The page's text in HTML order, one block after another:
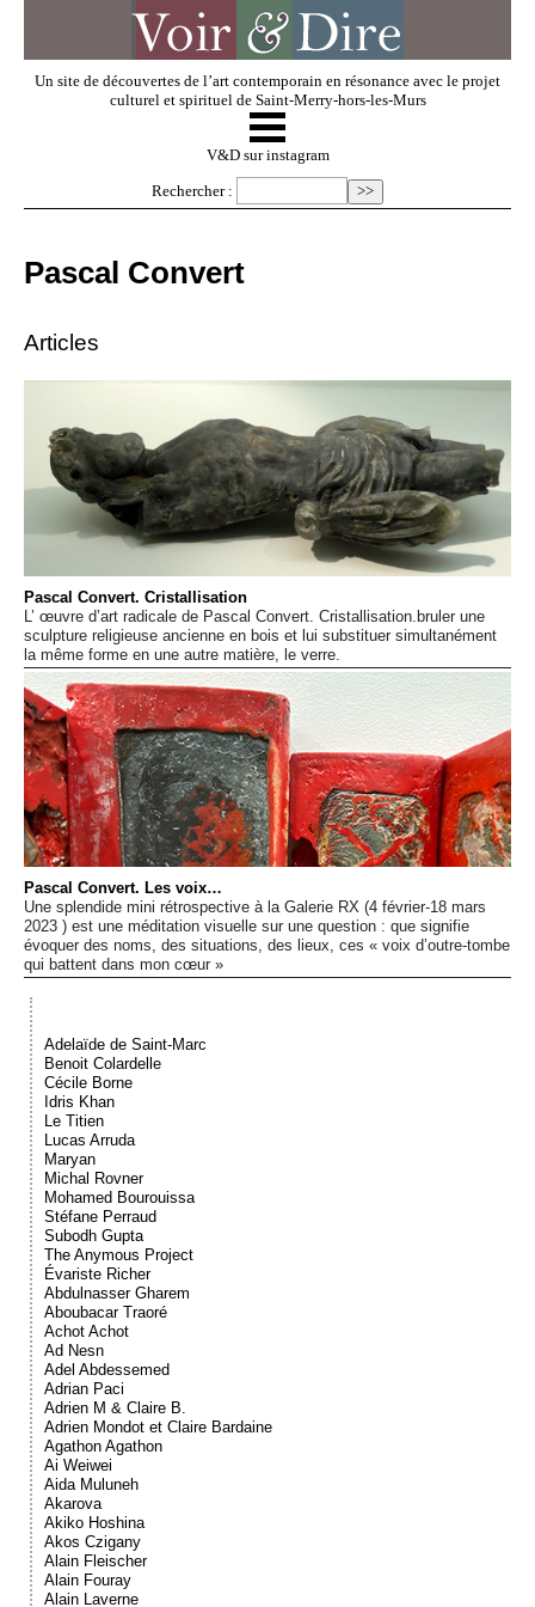
Un site de découvertes de l’art contemporain en résonance avec le projet
culturel et spirituel de Saint-Merry-hors-les-Murs
V & D
Regarder
Dossiers
Événements
Sacré
Cousinages
☰
V&D sur instagram
Rechercher :
Pascal Convert
Articles
Pascal Convert. Cristallisation
L’ œuvre d’art radicale de Pascal Convert. Cristallisation.bruler une
sculpture religieuse ancienne en bois et lui substituer simultanément
la même forme en une autre matière, le verre.
Pascal Convert. Les voix…
Une splendide mini rétrospective à la Galerie RX (4 février-18 mars
2023 ) est une méditation visuelle sur une question : que signifie
évoquer des noms, des situations, des lieux, ces « voix d’outre-tombe
qui battent dans mon cœur »
Adelaïde de Saint-Marc
Benoit Colardelle
Cécile Borne
Idris Khan
Le Titien
Lucas Arruda
Maryan
Michal Rovner
Mohamed Bourouissa
Stéfane Perraud
Subodh Gupta
The Anymous Project
Évariste Richer
Abdulnasser Gharem
Aboubacar Traoré
Achot Achot
Ad Nesn
Adel Abdessemed
Adrian Paci
Adrien M & Claire B.
Adrien Mondot et Claire Bardaine
Agathon Agathon
Ai Weiwei
Aida Muluneh
Akarova
Akiko Hoshina
Akos Czigany
Alain Fleischer
Alain Fouray
Alain Laverne